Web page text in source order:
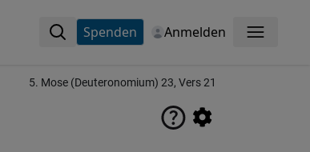
Spenden Anmelden Menü
5. Mose (Deuteronomium) 23, Vers 21